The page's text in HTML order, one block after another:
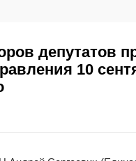
депутатов
10